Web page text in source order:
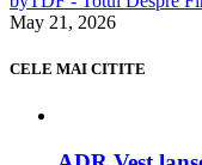
May 21, 2026
CELE MAI CITITE